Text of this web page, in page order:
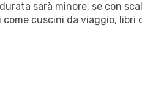
sarà minore, se con
cuscini da viaggio, libri